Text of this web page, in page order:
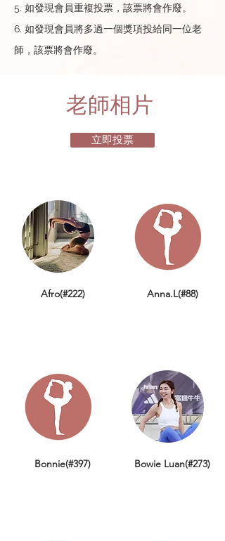
5. 如發現會員重複投票，該票將會作廢。
6. 如發現會員將多過一個獎項投給同一位老
師，該票將會作廢。
​老師相片
立即投票
Afro(#222)
Bonnie(#397)
Anna.L(#88)
Bowie Luan(#273)